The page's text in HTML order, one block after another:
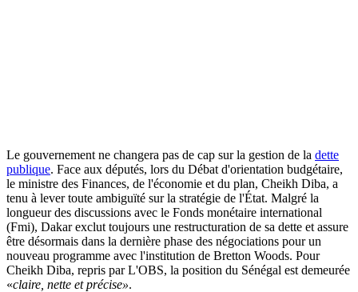
Le gouvernement ne changera pas de cap sur la gestion de la dette
publique. Face aux députés, lors du Débat d'orientation budgétaire,
le ministre des Finances, de l'économie et du plan, Cheikh Diba, a
tenu à lever toute ambiguïté sur la stratégie de l'État. Malgré la
longueur des discussions avec le Fonds monétaire international
(Fmi), Dakar exclut toujours une restructuration de sa dette et assure
être désormais dans la dernière phase des négociations pour un
nouveau programme avec l'institution de Bretton Woods. Pour
Cheikh Diba, repris par L'OBS, la position du Sénégal est demeurée
«claire, nette et précise».